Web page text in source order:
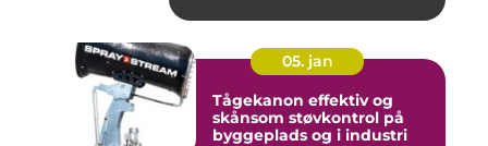
05. jan
Tågekanon effektiv og
skånsom støvkontrol på
byggeplads og i industri